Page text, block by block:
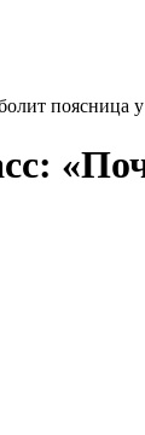
поясница